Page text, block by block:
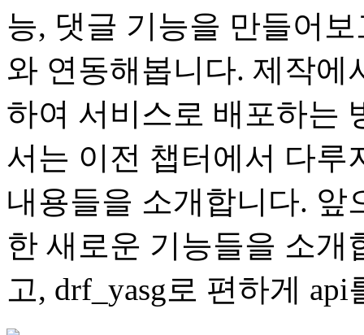
능, 댓글 기능을 만들어
와 연동해봅니다. 제작에
하여 서비스로 배포하는
서는 이전 챕터에서 다루
내용들을 소개합니다. 앞
한 새로운 기능들을 소개
고, drf_yasg로 편하게